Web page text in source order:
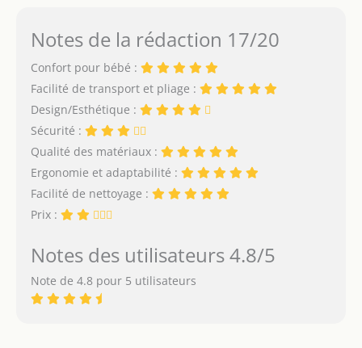
Notes de la rédaction 17/20
Confort pour bébé :
Facilité de transport et pliage :
Design/Esthétique :
Sécurité :
Qualité des matériaux :
Ergonomie et adaptabilité :
Facilité de nettoyage :
Prix :
Notes des utilisateurs 4.8/5
Note de 4.8 pour 5 utilisateurs